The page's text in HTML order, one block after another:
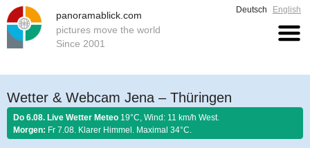
panoramablick.com
pictures move the world
Since 2001
Deutsch English
Wetter & Webcam Jena – Thüringen
Do 6.08. Live Wetter Meteo 19°C, Wind: 11 km/h West.
Morgen: Fr 7.08. Klarer Himmel. Maximal 34°C.